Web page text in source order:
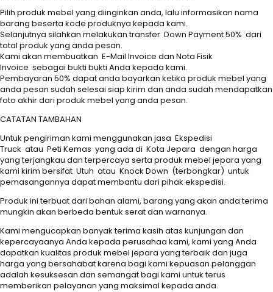
Pilih produk mebel yang diinginkan anda, lalu informasikan nama
barang beserta kode produknya kepada kami.
Selanjutnya silahkan melakukan transfer Down Payment 50% dari
total produk yang anda pesan.
Kami akan membuatkan E-Mail Invoice dan Nota Fisik
Invoice sebagai bukti bukti Anda kepada kami.
Pembayaran 50% dapat anda bayarkan ketika produk mebel yang
anda pesan sudah selesai siap kirim dan anda sudah mendapatkan
foto akhir dari produk mebel yang anda pesan.
CATATAN TAMBAHAN
Untuk pengiriman kami menggunakan jasa Ekspedisi
Truck atau Peti Kemas yang ada di Kota Jepara dengan harga
yang terjangkau dan terpercaya serta produk mebel jepara yang
kami kirim bersifat Utuh atau Knock Down (terbongkar) untuk
pemasangannya dapat membantu dari pihak ekspedisi.
Produk ini terbuat dari bahan alami, barang yang akan anda terima
mungkin akan berbeda bentuk serat dan warnanya.
Kami mengucapkan banyak terima kasih atas kunjungan dan
kepercayaanya Anda kepada perusahaa kami, kami yang Anda
dapatkan kualitas produk mebel jepara yang terbaik dan juga
harga yang bersahabat karena bagi kami kepuasan pelanggan
adalah kesuksesan dan semangat bagi kami untuk terus
memberikan pelayanan yang maksimal kepada anda.